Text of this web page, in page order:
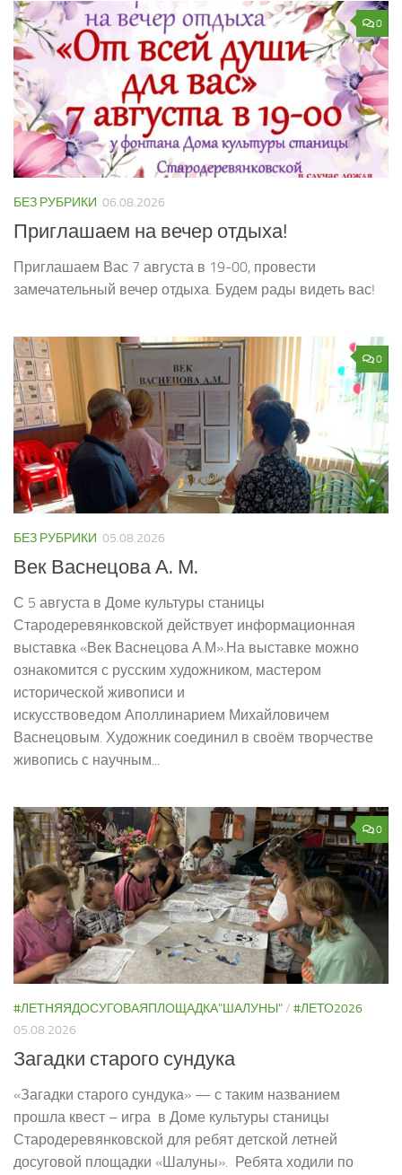
0
БЕЗ РУБРИКИ 06.08.2026
Приглашаем на вечер отдыха!
Приглашаем Вас 7 августа в 19-00, провести
замечательный вечер отдыха. Будем рады видеть вас!
0
БЕЗ РУБРИКИ 05.08.2026
Век Васнецова А. М.
С 5 августа в Доме культуры станицы
Стародеревянковской действует информационная
выставка «Век Васнецова А.М».На выставке можно
ознакомится с русским художником, мастером
исторической живописи и
искусствоведом Аполлинарием Михайловичем
Васнецовым. Художник соединил в своём творчестве
живопись с научным...
0
#ЛЕТНЯЯДОСУГОВАЯПЛОЩАДКА"ШАЛУНЫ"/ #ЛЕТО2026
05.08.2026
Загадки старого сундука
«Загадки старого сундука» — с таким названием
прошла квест – игра в Доме культуры станицы
Стародеревянковской для ребят детской летней
досуговой площадки «Шалуны». Ребята ходили по